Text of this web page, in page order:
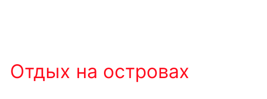
Отдых на островах